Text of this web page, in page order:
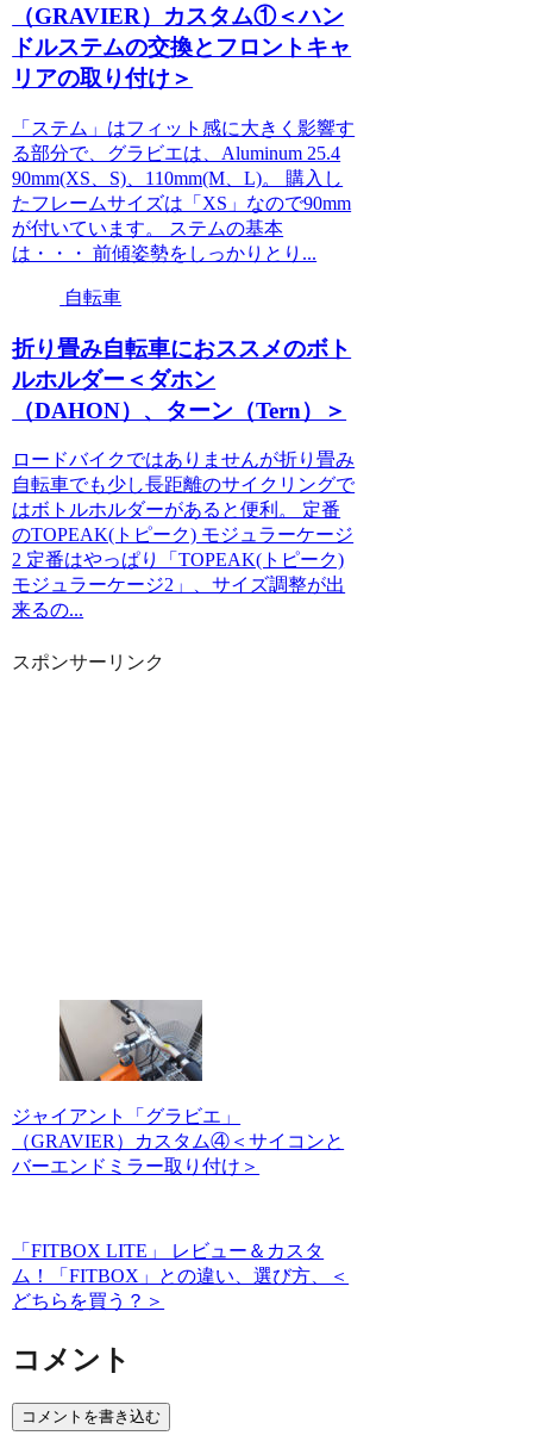
（GRAVIER）カスタム①＜ハン
ドルステムの交換とフロントキャ
リアの取り付け＞
「ステム」はフィット感に大きく影響す
る部分で、グラビエは、Aluminum 25.4
90mm(XS、S)、110mm(M、L)。 購入し
たフレームサイズは「XS」なので90mm
が付いています。 ステムの基本
は・・・ 前傾姿勢をしっかりとり...
自転車
折り畳み自転車におススメのボト
ルホルダー＜ダホン
（DAHON）、ターン（Tern）＞
ロードバイクではありませんが折り畳み
自転車でも少し長距離のサイクリングで
はボトルホルダーがあると便利。 定番
のTOPEAK(トピーク) モジュラーケージ
2 定番はやっぱり「TOPEAK(トピーク)
モジュラーケージ2」、サイズ調整が出
来るの...
スポンサーリンク
ジャイアント「グラビエ」
（GRAVIER）カスタム④＜サイコンと
バーエンドミラー取り付け＞
「FITBOX LITE」 レビュー＆カスタ
ム！「FITBOX」との違い、選び方、＜
どちらを買う？＞
コメント
コメントを書き込む